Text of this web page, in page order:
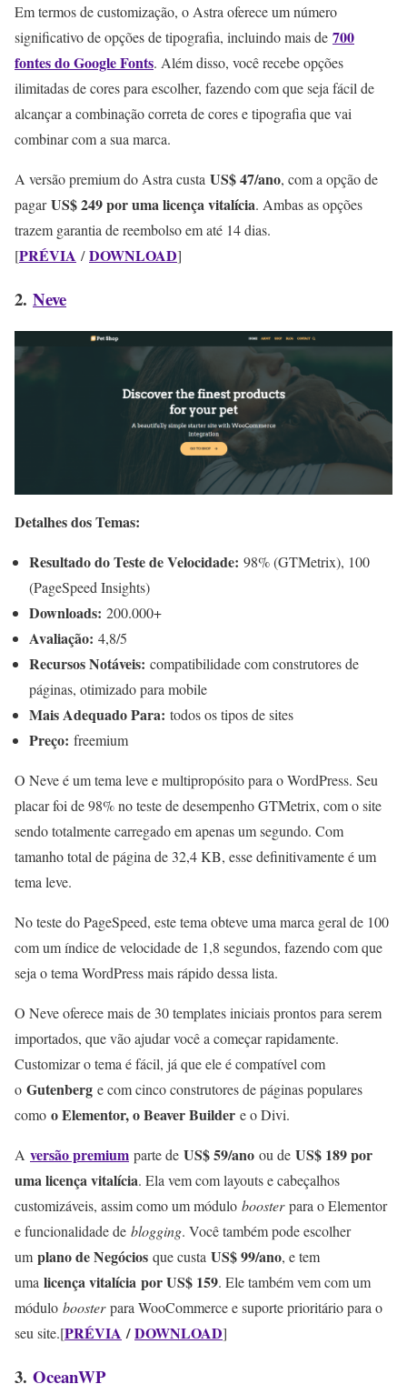
Em termos de customização, o Astra oferece um número
significativo de opções de tipografia, incluindo mais de 700
fontes do Google Fonts. Além disso, você recebe opções
ilimitadas de cores para escolher, fazendo com que seja fácil de
alcançar a combinação correta de cores e tipografia que vai
combinar com a sua marca.
A versão premium do Astra custa US$ 47/ano, com a opção de
pagarUS$ 249 por uma licença vitalícia. Ambas as opções
trazem garantia de reembolso em até 14 dias.
[PRÉVIA /DOWNLOAD]
2. Neve
Detalhes dos Temas:
Resultado do Teste de Velocidade: 98% (GTMetrix), 100
(PageSpeed Insights)
Downloads: 200.000+
Avaliação: 4,8/5
Recursos Notáveis: compatibilidade com construtores de
páginas, otimizado para mobile
Mais Adequado Para: todos os tipos de sites
Preço: freemium
O Neve é um tema leve e multipropósito para o WordPress. Seu
placar foi de 98% no teste de desempenho GTMetrix, com o site
sendo totalmente carregado em apenas um segundo. Com
tamanho total de página de 32,4 KB, esse definitivamente é um
tema leve.
No teste do PageSpeed, este tema obteve uma marca geral de 100
com um índice de velocidade de 1,8 segundos, fazendo com que
seja o tema WordPress mais rápido dessa lista.
O Neve oferece mais de 30 templates iniciais prontos para serem
importados, que vão ajudar você a começar rapidamente.
Customizar o tema é fácil, já que ele é compatível com
o Gutenberg e com cinco construtores de páginas populares
como o Elementor, o Beaver Builder e o Divi.
A versão premium parte de US$ 59/ano ou de US$ 189 por
uma licença vitalícia. Ela vem com layouts e cabeçalhos
customizáveis, assim como um módulo boosterpara o Elementor
e funcionalidade de blogging. Você também pode escolher
um plano de Negócios que custa US$ 99/ano, e tem
uma licença vitalícia por US$ 159. Ele também vem com um
módulo boosterpara WooCommerce e suporte prioritário para o
seu site.[PRÉVIA /DOWNLOAD]
3. OceanWP